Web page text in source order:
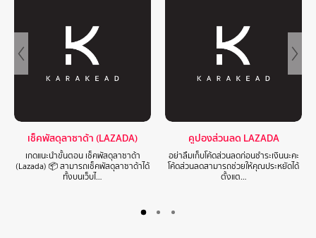
เช็คพัสดุลาซาด้า (LAZADA)
เกดแนะนำขั้นตอน เช็คพัสดุลาซาด้า
(Lazada) 📦 สามารถเช็คพัสดุลาซาด้าได้
ทั้งบนเว็บไ…
คูปองส่วนลด LAZADA
อย่าลืมเก็บโค้ดส่วนลดก่อนชำระเงินนะคะ
โค้ดส่วนลดสามารถช่วยให้คุณประหยัดได้
ตั้งแต…